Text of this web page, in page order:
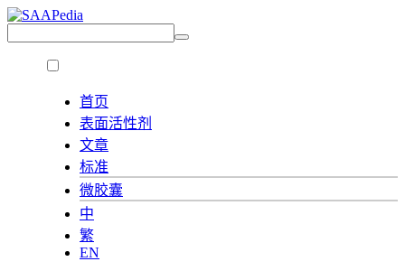
首页
表面活性剂
文章
标准
微胶囊
中
繁
EN